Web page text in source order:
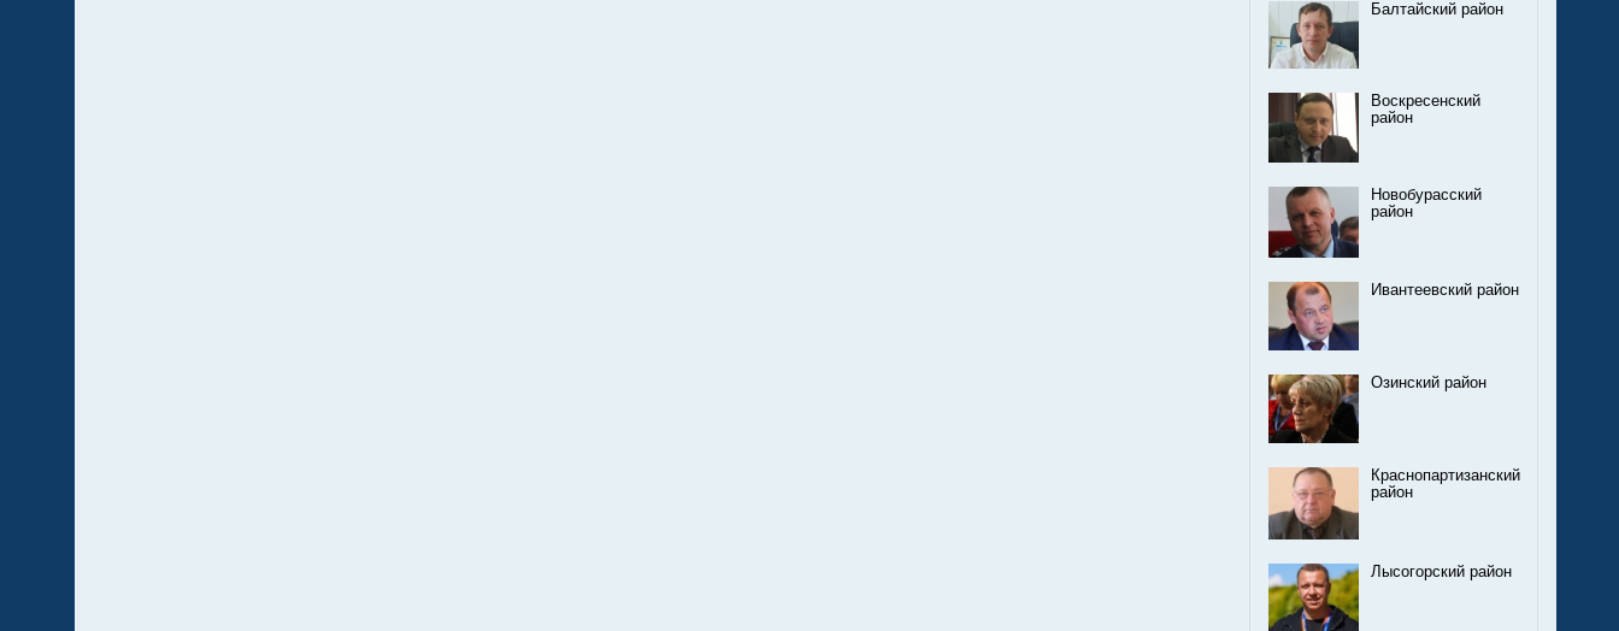
Балтайский район
Воскресенский
район
Новобурасский
район
Ивантеевский район
Озинский район
Краснопартизанский
район
Лысогорский район